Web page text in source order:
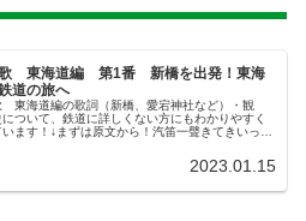
東海道編 第1番 新橋を出発！東海
道の旅へ
東海道編の歌詞（新橋、愛宕神社など）・観
ついて、鉄道に詳しくない方にもわかりやすく
ます！↓まずは原文から！汽笛一聲きてきいっせ
2023.01.15